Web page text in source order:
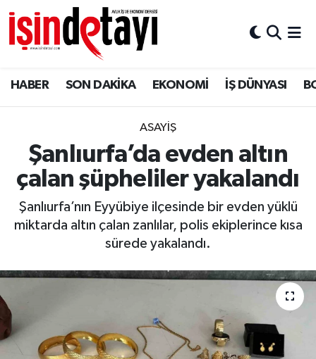
HABER SON DAKİKA EKONOMİ İŞ DÜNYASI
ASAYİŞ
Şanlıurfa’da evden altın
çalan şüpheliler yakalandı
Şanlıurfa’nın Eyyübiye ilçesinde bir evden yüklü
miktarda altın çalan zanlılar, polis ekiplerince kısa
sürede yakalandı.
DÜNYA
Eğitim
ENERJİ HABERİ
HABER
LOJİSTİK
OTO DETAY
Nöbetçi Eczaneler
Hava Durumu
İstanbul Namaz Vakitleri
Trafik Durumu
Tüm Manşetler
Son Dakika Haberleri